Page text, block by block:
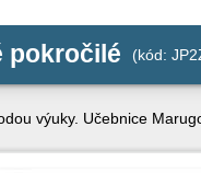
pokročilé (kód:
výuky. Učebnice